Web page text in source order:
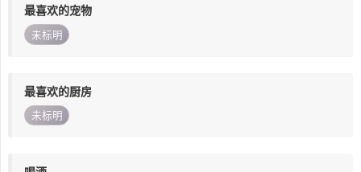
最喜欢的宠物
未标明
最喜欢的厨房
未标明